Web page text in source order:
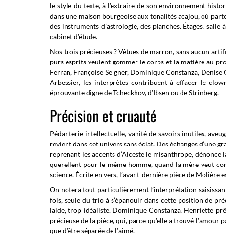
le style du texte, à l’extraire de son environnement
dans une maison bourgeoise aux tonalités acajou, où
des instruments d’astrologie, des planches. Étages,
cabinet d’étude.
Nos trois précieuses ? Vêtues de marron, sans aucun
purs esprits veulent gommer le corps et la matière au
Ferran, Françoise Seigner, Dominique Constanza, Denise
Arbessier, les interprètes contribuent à effacer le
éprouvante digne de Tcheckhov, d’Ibsen ou de Strinberg.
Précision et cruauté
Pédanterie intellectuelle, vanité de savoirs inutiles,
revient dans cet univers sans éclat. Des échanges d’une
reprenant les accents d’Alceste le misanthrope,
querellent pour le même homme, quand la mère veut
science. Écrite en vers, l’avant-dernière pièce de Molière
On notera tout particulièrement l’interprétation
fois, seule du trio à s’épanouir dans cette position de
laide, trop idéaliste. Dominique Constanza, Henriette
précieuse de la pièce, qui, parce qu’elle a trouvé
que d’être séparée de l’aimé.